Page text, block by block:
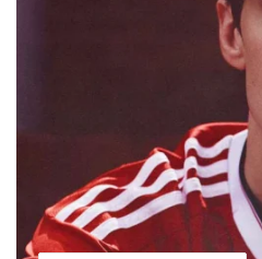
NHL, La Liga, NBA, NFL, MLB